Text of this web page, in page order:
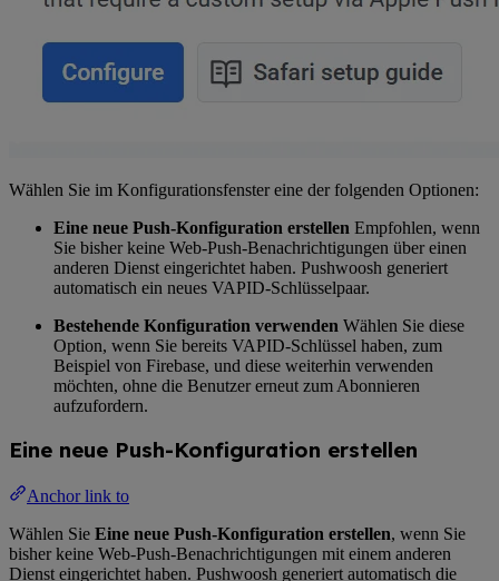
Wählen Sie im Konfigurationsfenster eine der folgenden Optionen:
Eine neue Push-Konfiguration erstellen Empfohlen, wenn
Sie bisher keine Web-Push-Benachrichtigungen über einen
anderen Dienst eingerichtet haben. Pushwoosh generiert
automatisch ein neues VAPID-Schlüsselpaar.
Bestehende Konfiguration verwenden Wählen Sie diese
Option, wenn Sie bereits VAPID-Schlüssel haben, zum
Beispiel von Firebase, und diese weiterhin verwenden
möchten, ohne die Benutzer erneut zum Abonnieren
aufzufordern.
Eine neue Push-Konfiguration erstellen
Anchor link to
Wählen Sie Eine neue Push-Konfiguration erstellen, wenn Sie
bisher keine Web-Push-Benachrichtigungen mit einem anderen
Dienst eingerichtet haben. Pushwoosh generiert automatisch die